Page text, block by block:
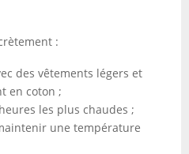
:
des vêtements légers et
en coton ;
les plus chaudes ;
une température